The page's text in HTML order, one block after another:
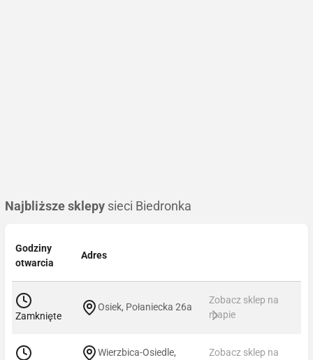
Najbliższe sklepy sieci Biedronka
Godziny
otwarcia
Adres
Zamknięte
Osiek, Połaniecka 26a
Zobacz sklep na
mapie
Wierzbica-Osiedle,
Zobacz sklep na